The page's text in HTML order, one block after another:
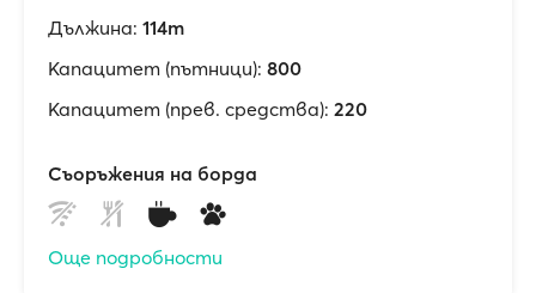
Дължина: 114m
Капацитет (пътници): 800
Капацитет (прев. средства): 220
Съоръжения на борда
Още подробности